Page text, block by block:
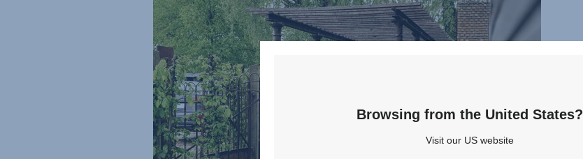
Browsing from the United States?
Visit our US website